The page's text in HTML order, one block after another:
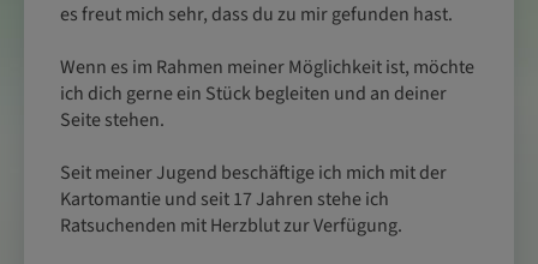
es freut mich sehr, dass du zu mir gefunden hast.
Wenn es im Rahmen meiner Möglichkeit ist, möchte
ich dich gerne ein Stück begleiten und an deiner
Seite stehen.
Seit meiner Jugend beschäftige ich mich mit der
Kartomantie und seit 17 Jahren stehe ich
Ratsuchenden mit Herzblut zur Verfügung.